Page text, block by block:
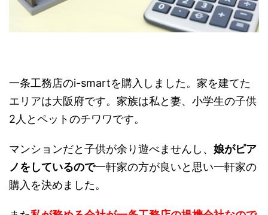
一条工務店のi-smartを購入しました。家を建てた
エリアは大阪府です。家族は私と妻、小学生の子供
2人とペットのチワワです。
マンションだと子供が余り遊べませんし、 娘がピア
ノをしているので一軒家の方が良いと思い一軒家の
購入を決めました。